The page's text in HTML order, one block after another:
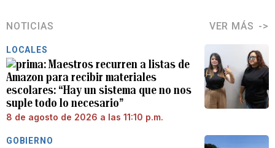
NOTICIAS VER MÁS
LOCALES
Maestros recurren a listas de
Amazon para recibir materiales
escolares: “Hay un sistema que no nos
suple todo lo necesario”
8 de agosto de 2026 a las 11:10 p.m.
GOBIERNO